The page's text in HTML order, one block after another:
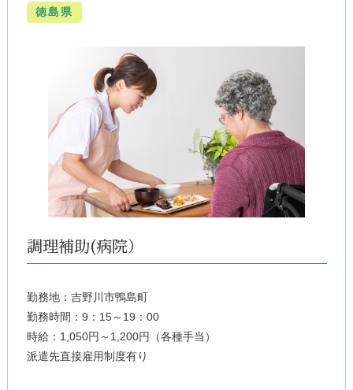
徳島県
調理補助(病院）
勤務地：吉野川市鴨島町
勤務時間：9：15～19：00
時給：1,050円～1,200円（各種手当）
派遣先直接雇用制度有り